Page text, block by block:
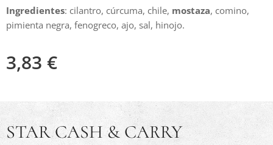
Ingredientes: cilantro, cúrcuma, chile, mostaza, comino,
pimienta negra, fenogreco, ajo, sal, hinojo.
3,83 €
STAR CASH & CARRY